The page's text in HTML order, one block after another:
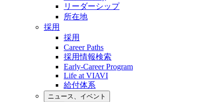
リーダーシップ
所在地
採用
採用
Career Paths
採用情報検索
Early-Career Program
Life at VIAVI
給付体系
ニュース、イベント